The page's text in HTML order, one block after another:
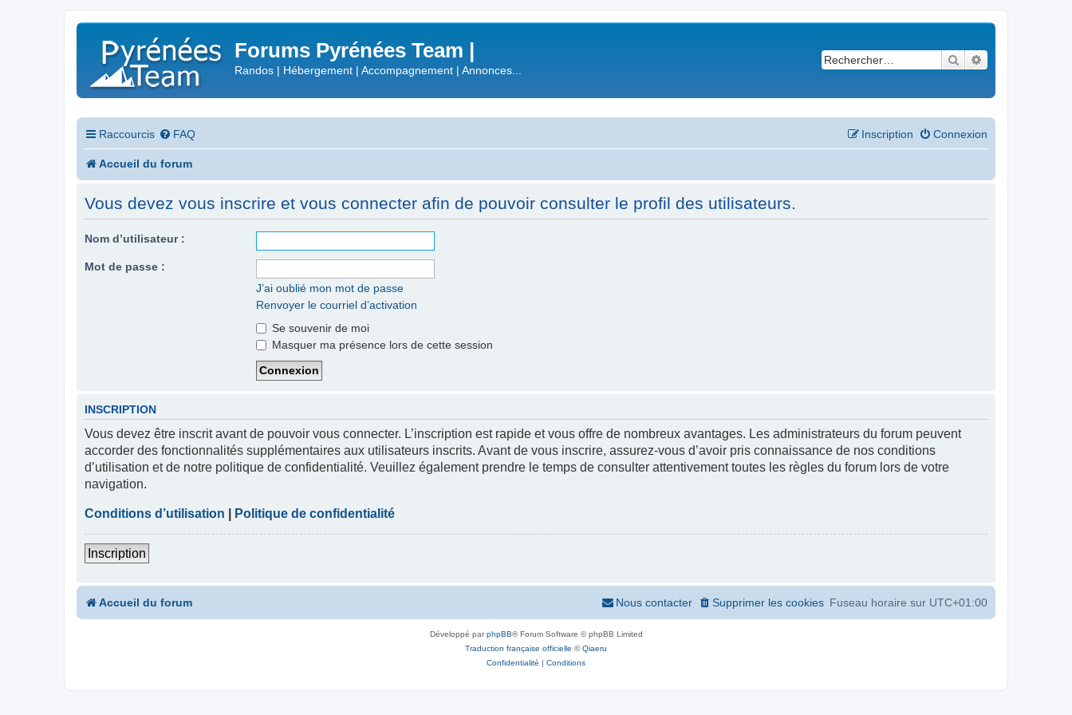
Forums Pyrénées Team |
Randos | Hébergement | Accompagnement | Annonces...
Rechercher
Raccourcis FAQ Connexion
Inscription
Accueil du forum
Vous devez vous inscrire et vous connecter afin de pouvoir consulter le profil des utilisateurs.
Nom d’utilisateur :
Mot de passe :
J’ai oublié mon mot de passe
Renvoyer le courriel d’activation
Se souvenir de moi
Masquer ma présence lors de cette session
INSCRIPTION
Vous devez être inscrit avant de pouvoir vous connecter. L’inscription est rapide et vous offre de nombreux avantages. Les administrateurs du forum peuvent
accorder des fonctionnalités supplémentaires aux utilisateurs inscrits. Avant de vous inscrire, assurez-vous d’avoir pris connaissance de nos conditions
d’utilisation et de notre politique de confidentialité. Veuillez également prendre le temps de consulter attentivement toutes les règles du forum lors de votre
navigation.
Conditions d’utilisation Politique de confidentialité
Inscription
Accueil du forum Fuseau horaire sur UTC+01:00
Supprimer les cookies
Nous contacter
Développé parphpBB® Forum Software © phpBB Limited
Traduction française officielle ©Qiaeru
Confidentialité | Conditions